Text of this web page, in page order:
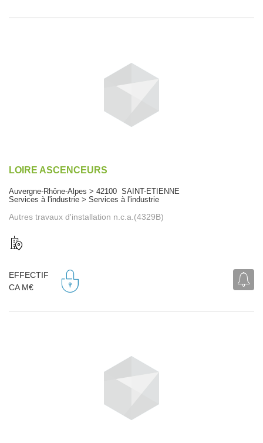
LOIRE ASCENCEURS
Auvergne-Rhône-Alpes > 42100 SAINT-ETIENNE
Services à l'industrie > Services à l'industrie
Autres travaux d'installation n.c.a.(4329B)
EFFECTIF
CA M€